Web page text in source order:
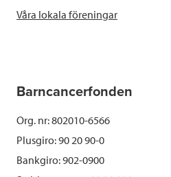
Våra lokala föreningar
Barncancerfonden
Org. nr: 802010-6566
Plusgiro: 90 20 90-0
Bankgiro: 902-0900